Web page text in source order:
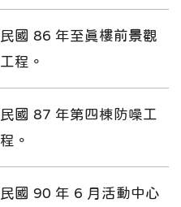
民國 86 年至真樓前景觀
工程。
民國 87 年第四棟防噪工
程。
民國 90 年 6 月活動中心